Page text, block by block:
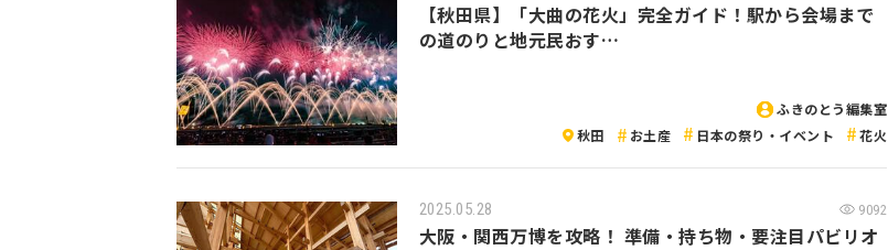
【秋田県】「大曲の花火」完全ガイド！駅から会場まで
の道のりと地元民おす…
ふきのとう編集室
秋田
お土産 日本の祭り・イベント 花火
2025.05.28 9092
大阪・関西万博を攻略！ 準備・持ち物・要注目パビリオ